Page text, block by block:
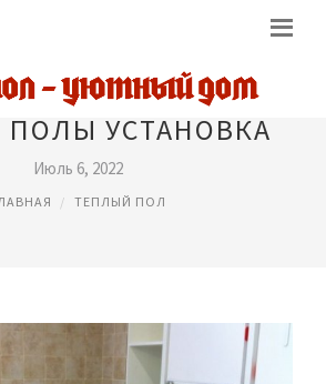
ПОЛЫ УСТАНОВКА
Июль 6, 2022
ТЕПЛЫЙ ПОЛ